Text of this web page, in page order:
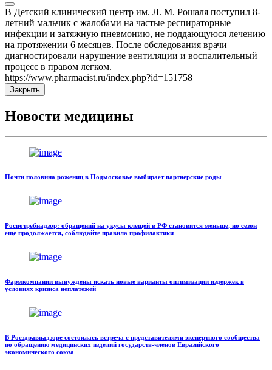
В Детский клинический центр им. Л. М. Рошаля поступил 8-
летний мальчик с жалобами на частые респираторные
инфекции и затяжную пневмонию, не поддающуюся лечению
на протяжении 6 месяцев. После обследования врачи
диагностировали нарушение вентиляции и воспалительный
процесс в правом легком.
https://www.pharmacist.ru/index.php?id=151758
Закрыть
Новости медицины
Почти половина рожениц в Подмосковье выбирает партнерские роды
Роспотребнадзор: обращений на укусы клещей в РФ становится меньше, но сезон
еще продолжается, соблюдайте правила профилактики
Фармкомпании вынуждены искать новые варианты оптимизации издержек в
условиях кризиса неплатежей
В Росздравнадзоре состоялась встреча с представителями экспертного сообщества
по обращению медицинских изделий государств-членов Евразийского
экономического союза